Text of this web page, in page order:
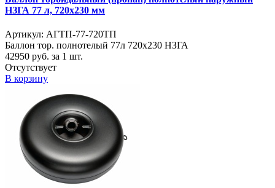
НЗГА 77 л, 720х230 мм
Артикул: АГТП-77-720ТП
Баллон тор. полнотелый 77л 720х230 НЗГА
42950 руб. за 1 шт.
Отсутствует
В корзину